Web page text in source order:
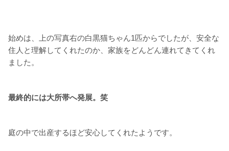
始めは、上の写真右の白黒猫ちゃん1匹からでしたが、安全な
住人と理解してくれたのか、家族をどんどん連れてきてくれ
ました。
最終的には大所帯へ発展。笑
庭の中で出産するほど安心してくれたようです。